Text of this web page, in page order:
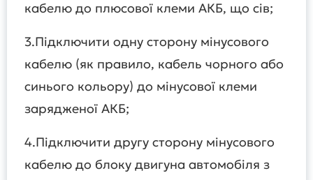
кабелю до плюсової клеми АКБ, що сів;
3.Підключити одну сторону мінусового
кабелю (як правило, кабель чорного або
синього кольору) до мінусової клеми
зарядженої АКБ;
4.Підключити другу сторону мінусового
кабелю до блоку двигуна автомобіля з